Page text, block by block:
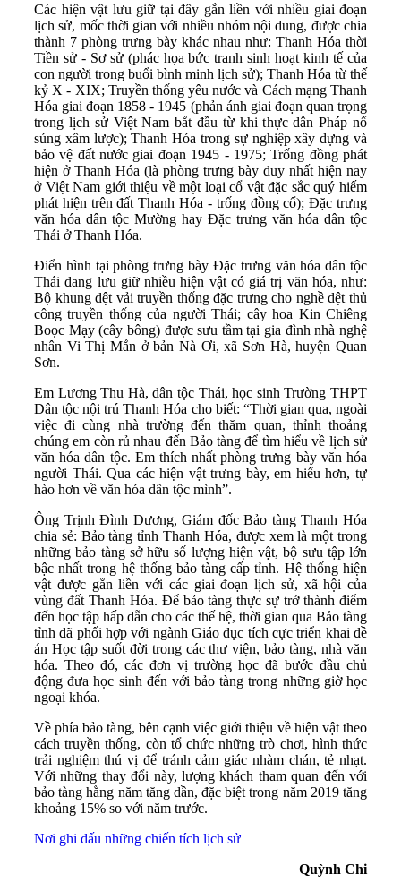
Các hiện vật lưu giữ tại đây gắn liền với nhiều giai đoạn
lịch sử, mốc thời gian với nhiều nhóm nội dung, được chia
thành 7 phòng trưng bày khác nhau như: Thanh Hóa thời
Tiền sử - Sơ sử (phác họa bức tranh sinh hoạt kinh tế của
con người trong buổi bình minh lịch sử); Thanh Hóa từ thế
kỷ X - XIX; Truyền thống yêu nước và Cách mạng Thanh
Hóa giai đoạn 1858 - 1945 (phản ánh giai đoạn quan trọng
trong lịch sử Việt Nam bắt đầu từ khi thực dân Pháp nổ
súng xâm lược); Thanh Hóa trong sự nghiệp xây dựng và
bảo vệ đất nước giai đoạn 1945 - 1975; Trống đồng phát
hiện ở Thanh Hóa (là phòng trưng bày duy nhất hiện nay
ở Việt Nam giới thiệu về một loại cổ vật đặc sắc quý hiếm
phát hiện trên đất Thanh Hóa - trống đồng cổ); Đặc trưng
văn hóa dân tộc Mường hay Đặc trưng văn hóa dân tộc
Thái ở Thanh Hóa.
Điển hình tại phòng trưng bày Đặc trưng văn hóa dân tộc
Thái đang lưu giữ nhiều hiện vật có giá trị văn hóa, như:
Bộ khung dệt vải truyền thống đặc trưng cho nghề dệt thủ
công truyền thống của người Thái; cây hoa Kin Chiêng
Boọc Mạy (cây bông) được sưu tầm tại gia đình nhà nghệ
nhân Vi Thị Mắn ở bản Nà Ơi, xã Sơn Hà, huyện Quan
Sơn.
Em Lương Thu Hà, dân tộc Thái, học sinh Trường THPT
Dân tộc nội trú Thanh Hóa cho biết: “Thời gian qua, ngoài
việc đi cùng nhà trường đến thăm quan, thỉnh thoảng
chúng em còn rủ nhau đến Bảo tàng để tìm hiểu về lịch sử
văn hóa dân tộc. Em thích nhất phòng trưng bày văn hóa
người Thái. Qua các hiện vật trưng bày, em hiểu hơn, tự
hào hơn về văn hóa dân tộc mình”.
Ông Trịnh Đình Dương, Giám đốc Bảo tàng Thanh Hóa
chia sẻ: Bảo tàng tỉnh Thanh Hóa, được xem là một trong
những bảo tàng sở hữu số lượng hiện vật, bộ sưu tập lớn
bậc nhất trong hệ thống bảo tàng cấp tỉnh. Hệ thống hiện
vật được gắn liền với các giai đoạn lịch sử, xã hội của
vùng đất Thanh Hóa. Để bảo tàng thực sự trở thành điểm
đến học tập hấp dẫn cho các thế hệ, thời gian qua Bảo tàng
tỉnh đã phối hợp với ngành Giáo dục tích cực triển khai đề
án Học tập suốt đời trong các thư viện, bảo tàng, nhà văn
hóa. Theo đó, các đơn vị trường học đã bước đầu chủ
động đưa học sinh đến với bảo tàng trong những giờ học
ngoại khóa.
Về phía bảo tàng, bên cạnh việc giới thiệu về hiện vật theo
cách truyền thống, còn tổ chức những trò chơi, hình thức
trải nghiệm thú vị để tránh cảm giác nhàm chán, tẻ nhạt.
Với những thay đổi này, lượng khách tham quan đến với
bảo tàng hằng năm tăng dần, đặc biệt trong năm 2019 tăng
khoảng 15% so với năm trước.
Nơi ghi dấu những chiến tích lịch sử
Quỳnh Chi